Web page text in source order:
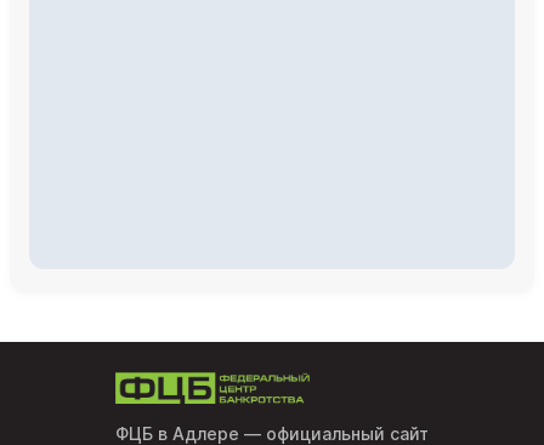
ФЦБ в Адлере — официальный сайт